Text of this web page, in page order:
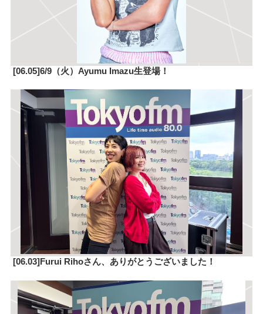
[06.05]6/9（火）Ayumu Imazu生登場！
[06.03]Furui Rihoさん、ありがとうございました！